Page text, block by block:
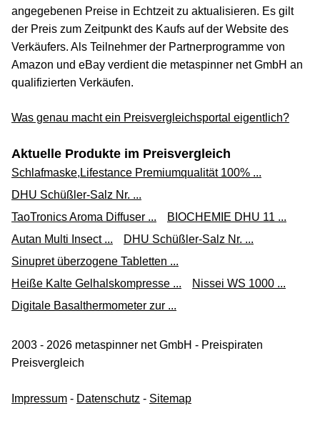
angegebenen Preise in Echtzeit zu aktualisieren. Es gilt
der Preis zum Zeitpunkt des Kaufs auf der Website des
Verkäufers. Als Teilnehmer der Partnerprogramme von
Amazon und eBay verdient die metaspinner net GmbH an
qualifizierten Verkäufen.
Was genau macht ein Preisvergleichsportal eigentlich?
Aktuelle Produkte im Preisvergleich
Schlafmaske,Lifestance Premiumqualität 100% ...
DHU Schüßler-Salz Nr. ...
TaoTronics Aroma Diffuser ...
BIOCHEMIE DHU 11 ...
Autan Multi Insect ...
DHU Schüßler-Salz Nr. ...
Sinupret überzogene Tabletten ...
Heiße Kalte Gelhalskompresse ...
Nissei WS 1000 ...
Digitale Basalthermometer zur ...
2003 - 2026 metaspinner net GmbH - Preispiraten
Preisvergleich
Impressum - Datenschutz - Sitemap